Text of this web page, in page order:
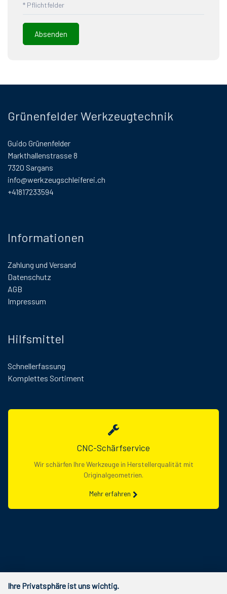
* Pflichtfelder
Grünenfelder Werkzeugtechnik
Guido Grünenfelder
Markthallenstrasse 8
7320 Sargans
info@werkzeugschleiferei.ch
+41817233594
Informationen
Zahlung und Versand
Datenschutz
AGB
Impressum
Hilfsmittel
Schnellerfassung
Komplettes Sortiment
CNC-Schärfservice
Wir schärfen Ihre Werkzeuge in Herstellerqualität mit
Originalgeometrien.
Mehr erfahren
Ihre Privatsphäre ist uns wichtig.